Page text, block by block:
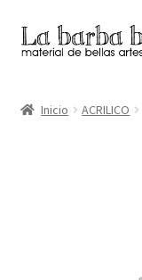
Ir
a
navegación
Ir
al
Inicio ACRILICO